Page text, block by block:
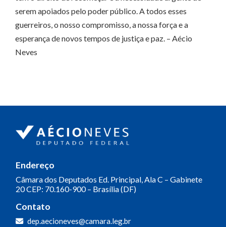
serem apoiados pelo poder público. A todos esses
guerreiros, o nosso compromisso, a nossa força e a
esperança de novos tempos de justiça e paz. – Aécio
Neves
Endereço
Câmara dos Deputados Ed. Principal, Ala C – Gabinete
20CEP: 70.160-900 – Brasília (DF)
Contato
dep.aecioneves@camara.leg.br